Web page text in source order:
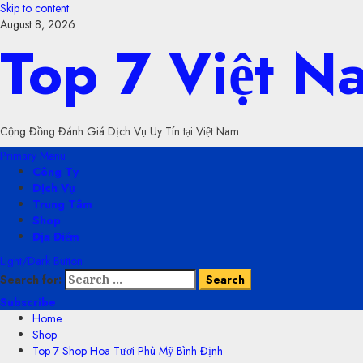
Skip to content
August 8, 2026
Top 7 Việt
Cộng Đồng Đánh Giá Dịch Vụ Uy Tín tại Việt Nam
Primary Menu
Công Ty
Dịch Vụ
Trung Tâm
Shop
Địa Điểm
Light/Dark Button
Search for:
Subscribe
Home
Shop
Top 7 Shop Hoa Tươi Phù Mỹ Bình Định